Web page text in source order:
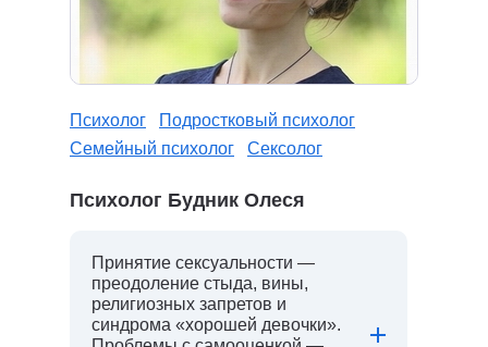
Психолог
Подростковый психолог
Семейный психолог
Сексолог
Психолог Будник Олеся
Принятие сексуальности —
преодоление стыда, вины,
религиозных запретов и
синдрома «хорошей девочки».